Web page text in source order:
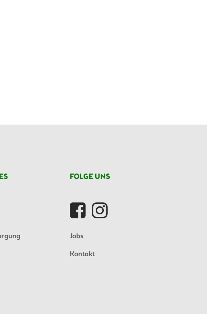
FOLGE UNS
Jobs
Kontakt